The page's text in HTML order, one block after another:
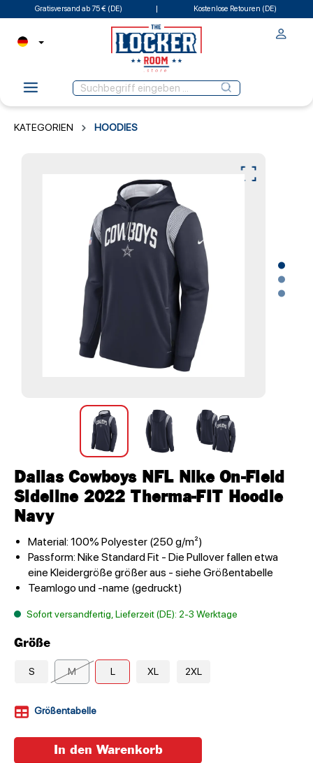
Gratisversand ab 75 € (DE) Kostenlose Retouren (DE)
KATEGORIEN HOODIES
Dallas Cowboys NFL Nike On-Field
Sideline 2022 Therma-FIT Hoodie
Navy
Material: 100% Polyester (250 g/m²)
Passform: Nike Standard Fit - Die Pullover fallen etwa
eine Kleidergröße größer aus - siehe Größentabelle
Teamlogo und -name (gedruckt)
Sofort versandfertig, Lieferzeit (DE): 2-3 Werktage
Größe
S M L XL 2XL
Größentabelle
In den Warenkorb